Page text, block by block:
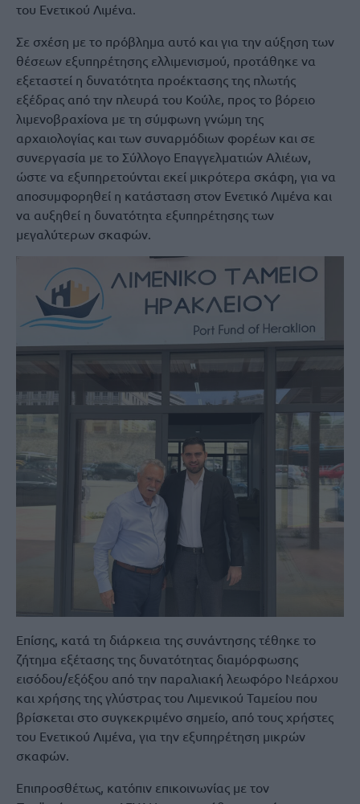
του Ενετικού Λιμένα.
Σε σχέση με το πρόβλημα αυτό και για την αύξηση των
θέσεων εξυπηρέτησης ελλιμενισμού, προτάθηκε να
εξεταστεί η δυνατότητα προέκτασης της πλωτής
εξέδρας από την πλευρά του Κούλε, προς το βόρειο
λιμενοβραχίονα με τη σύμφωνη γνώμη της
αρχαιολογίας και των συναρμόδιων φορέων και σε
συνεργασία με το Σύλλογο Επαγγελματιών Αλιέων,
ώστε να εξυπηρετούνται εκεί μικρότερα σκάφη, για να
αποσυμφορηθεί η κατάσταση στον Ενετικό Λιμένα και
να αυξηθεί η δυνατότητα εξυπηρέτησης των
μεγαλύτερων σκαφών.
Επίσης, κατά τη διάρκεια της συνάντησης τέθηκε το
ζήτημα εξέτασης της δυνατότητας διαμόρφωσης
εισόδου/εξόξου από την παραλιακή λεωφόρο Νεάρχου
και χρήσης της γλύστρας του Λιμενικού Ταμείου που
βρίσκεται στο συγκεκριμένο σημείο, από τους χρήστες
του Ενετικού Λιμένα, για την εξυπηρέτηση μικρών
σκαφών.
Επιπροσθέτως, κατόπιν επικοινωνίας με τον